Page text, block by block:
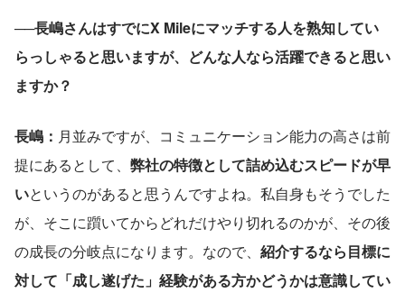
──長嶋さんはすでにX Mileにマッチする人を熟知してい
らっしゃると思いますが、どんな人なら活躍できると思い
ますか？
長嶋： 月並みですが、コミュニケーション能力の高さは前
提にあるとして、 弊社の特徴として詰め込むスピードが早
いというのがあると思うんですよね。私自身もそうでした
が、そこに躓いてからどれだけやり切れるのかが、その後
の成長の分岐点になります。なので、 紹介するなら目標に
対して「成し遂げた」経験がある方かどうかは意識してい